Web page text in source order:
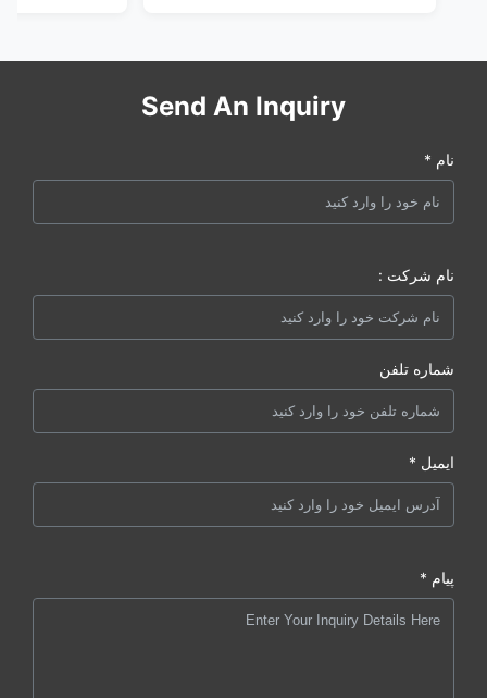
Send An Inquiry
نام *
نام شرکت :
شماره تلفن
ایمیل *
پیام *